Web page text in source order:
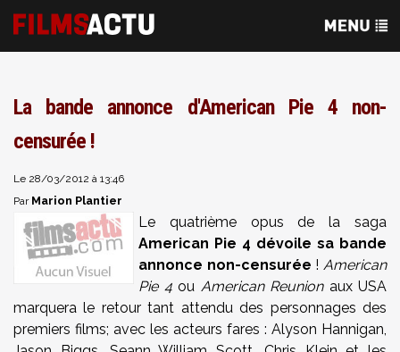
La bande annonce d'American Pie 4 non-
censurée !
Le 28/03/2012 à 13:46
Par Marion Plantier
Le quatrième opus de la saga
American Pie 4 dévoile sa bande
annonce non-censurée !American
Pie 4ou American Reunionaux USA
marquera le retour tant attendu des personnages des
premiers films; avec les acteurs fares : Alyson Hannigan,